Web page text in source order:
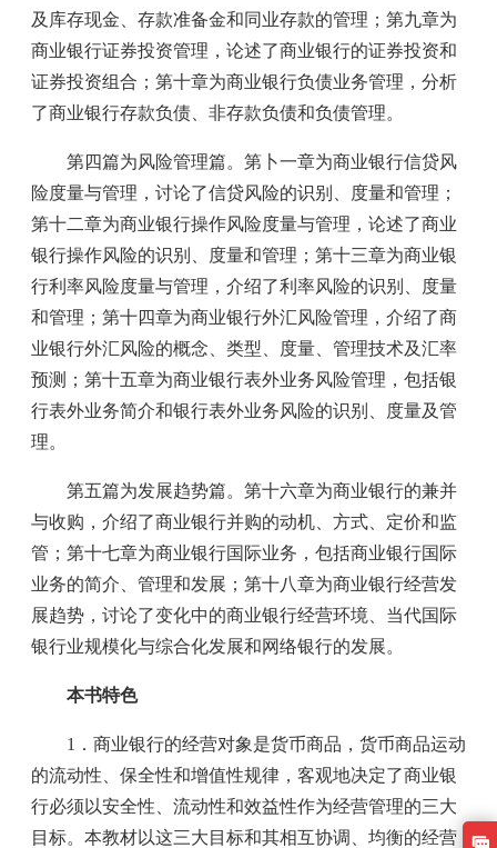
及库存现金、存款准备金和同业存款的管理；第九章为
商业银行证券投资管理，论述了商业银行的证券投资和
证券投资组合；第十章为商业银行负债业务管理，分析
了商业银行存款负债、非存款负债和负债管理。
第四篇为风险管理篇。第卜一章为商业银行信贷风
险度量与管理，讨论了信贷风险的识别、度量和管理；
第十二章为商业银行操作风险度量与管理，论述了商业
银行操作风险的识别、度量和管理；第十三章为商业银
行利率风险度量与管理，介绍了利率风险的识别、度量
和管理；第十四章为商业银行外汇风险管理，介绍了商
业银行外汇风险的概念、类型、度量、管理技术及汇率
预测；第十五章为商业银行表外业务风险管理，包括银
行表外业务简介和银行表外业务风险的识别、度量及管
理。
第五篇为发展趋势篇。第十六章为商业银行的兼并
与收购，介绍了商业银行并购的动机、方式、定价和监
管；第十七章为商业银行国际业务，包括商业银行国际
业务的简介、管理和发展；第十八章为商业银行经营发
展趋势，讨论了变化中的商业银行经营环境、当代国际
银行业规模化与综合化发展和网络银行的发展。
本书特色
1．商业银行的经营对象是货币商品，货币商品运动
的流动性、保全性和增值性规律，客观地决定了商业银
行必须以安全性、流动性和效益性作为经营管理的三大
目标。本教材以这三大目标和其相互协调、均衡的经营